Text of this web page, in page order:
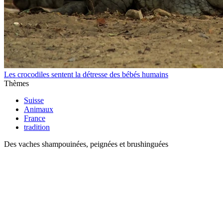
Les crocodiles sentent la détresse des bébés humains
Thèmes
Suisse
Animaux
France
tradition
Des vaches shampouinées, peignées et brushinguées